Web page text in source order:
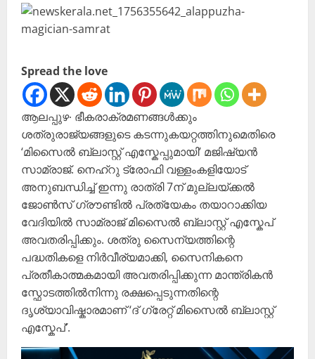
Spread the love
‌ആലപ്പുഴ∙ ഭീകരാക്രമണങ്ങൾക്കും
ശത്രുരാജ്യങ്ങളുടെ കടന്നുകയറ്റത്തിനുമെതിരെ
‘മിസൈൽ ബ്ലാസ്റ്റ് എസ്കേപ്പുമായി’ മജിഷ്യൻ
സാമ്രാജ്. നെഹ്റു ട്രോഫി വള്ളംകളിയോട്
അനുബന്ധിച്ച് ഇന്നു രാത്രി 7ന് മുല്ലയ്ക്കൽ
ജോൺസ് ഗ്രൗണ്ടിൽ പ്രത്യേകം തയാറാക്കിയ
വേദിയിൽ സാമ്രാജ് മിസൈൽ ബ്ലാസ്റ്റ് എസ്കേപ്
അവതരിപ്പിക്കും. ശത്രു സൈന്യത്തിന്റെ
പദ്ധതികളെ നിർവീര്യമാക്കി, സൈനികനെ
പ്രതീകാത്മകമായി അവതരിപ്പിക്കുന്ന മാന്ത്രികൻ
സ്ഫോടത്തിൽനിന്നു രക്ഷപ്പെടുന്നതിന്റെ
ദൃശ്യാവിഷ്കാരമാണ് ‘ദ് ഗ്രേറ്റ് മിസൈൽ ബ്ലാസ്റ്റ്
എസ്കേപ്’.